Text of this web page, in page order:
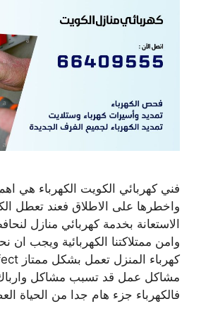
فني كهربائي الكويت الكهرباء هي
واخطرها على الاطلاق فعند تعطل
الاستعانة بخدمة كهربائي منازل
وامن ممتلاكتنا الكهربائية ويجب
مشاكل عمل قد تسبب مشاكل
فالكهرباء جزء هام جدا من الحياة